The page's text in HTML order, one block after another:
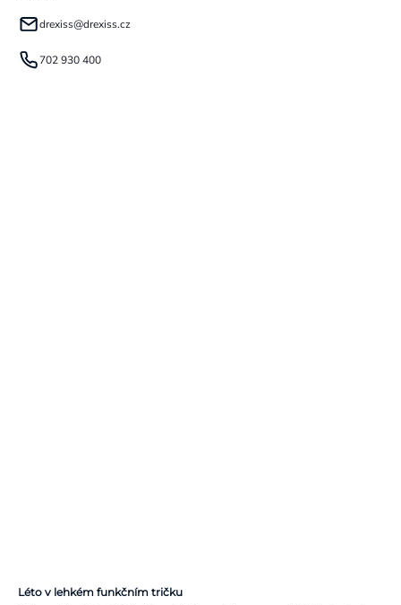
drexiss@drexiss.cz
702 930 400
Léto v lehkém funkčním tričku